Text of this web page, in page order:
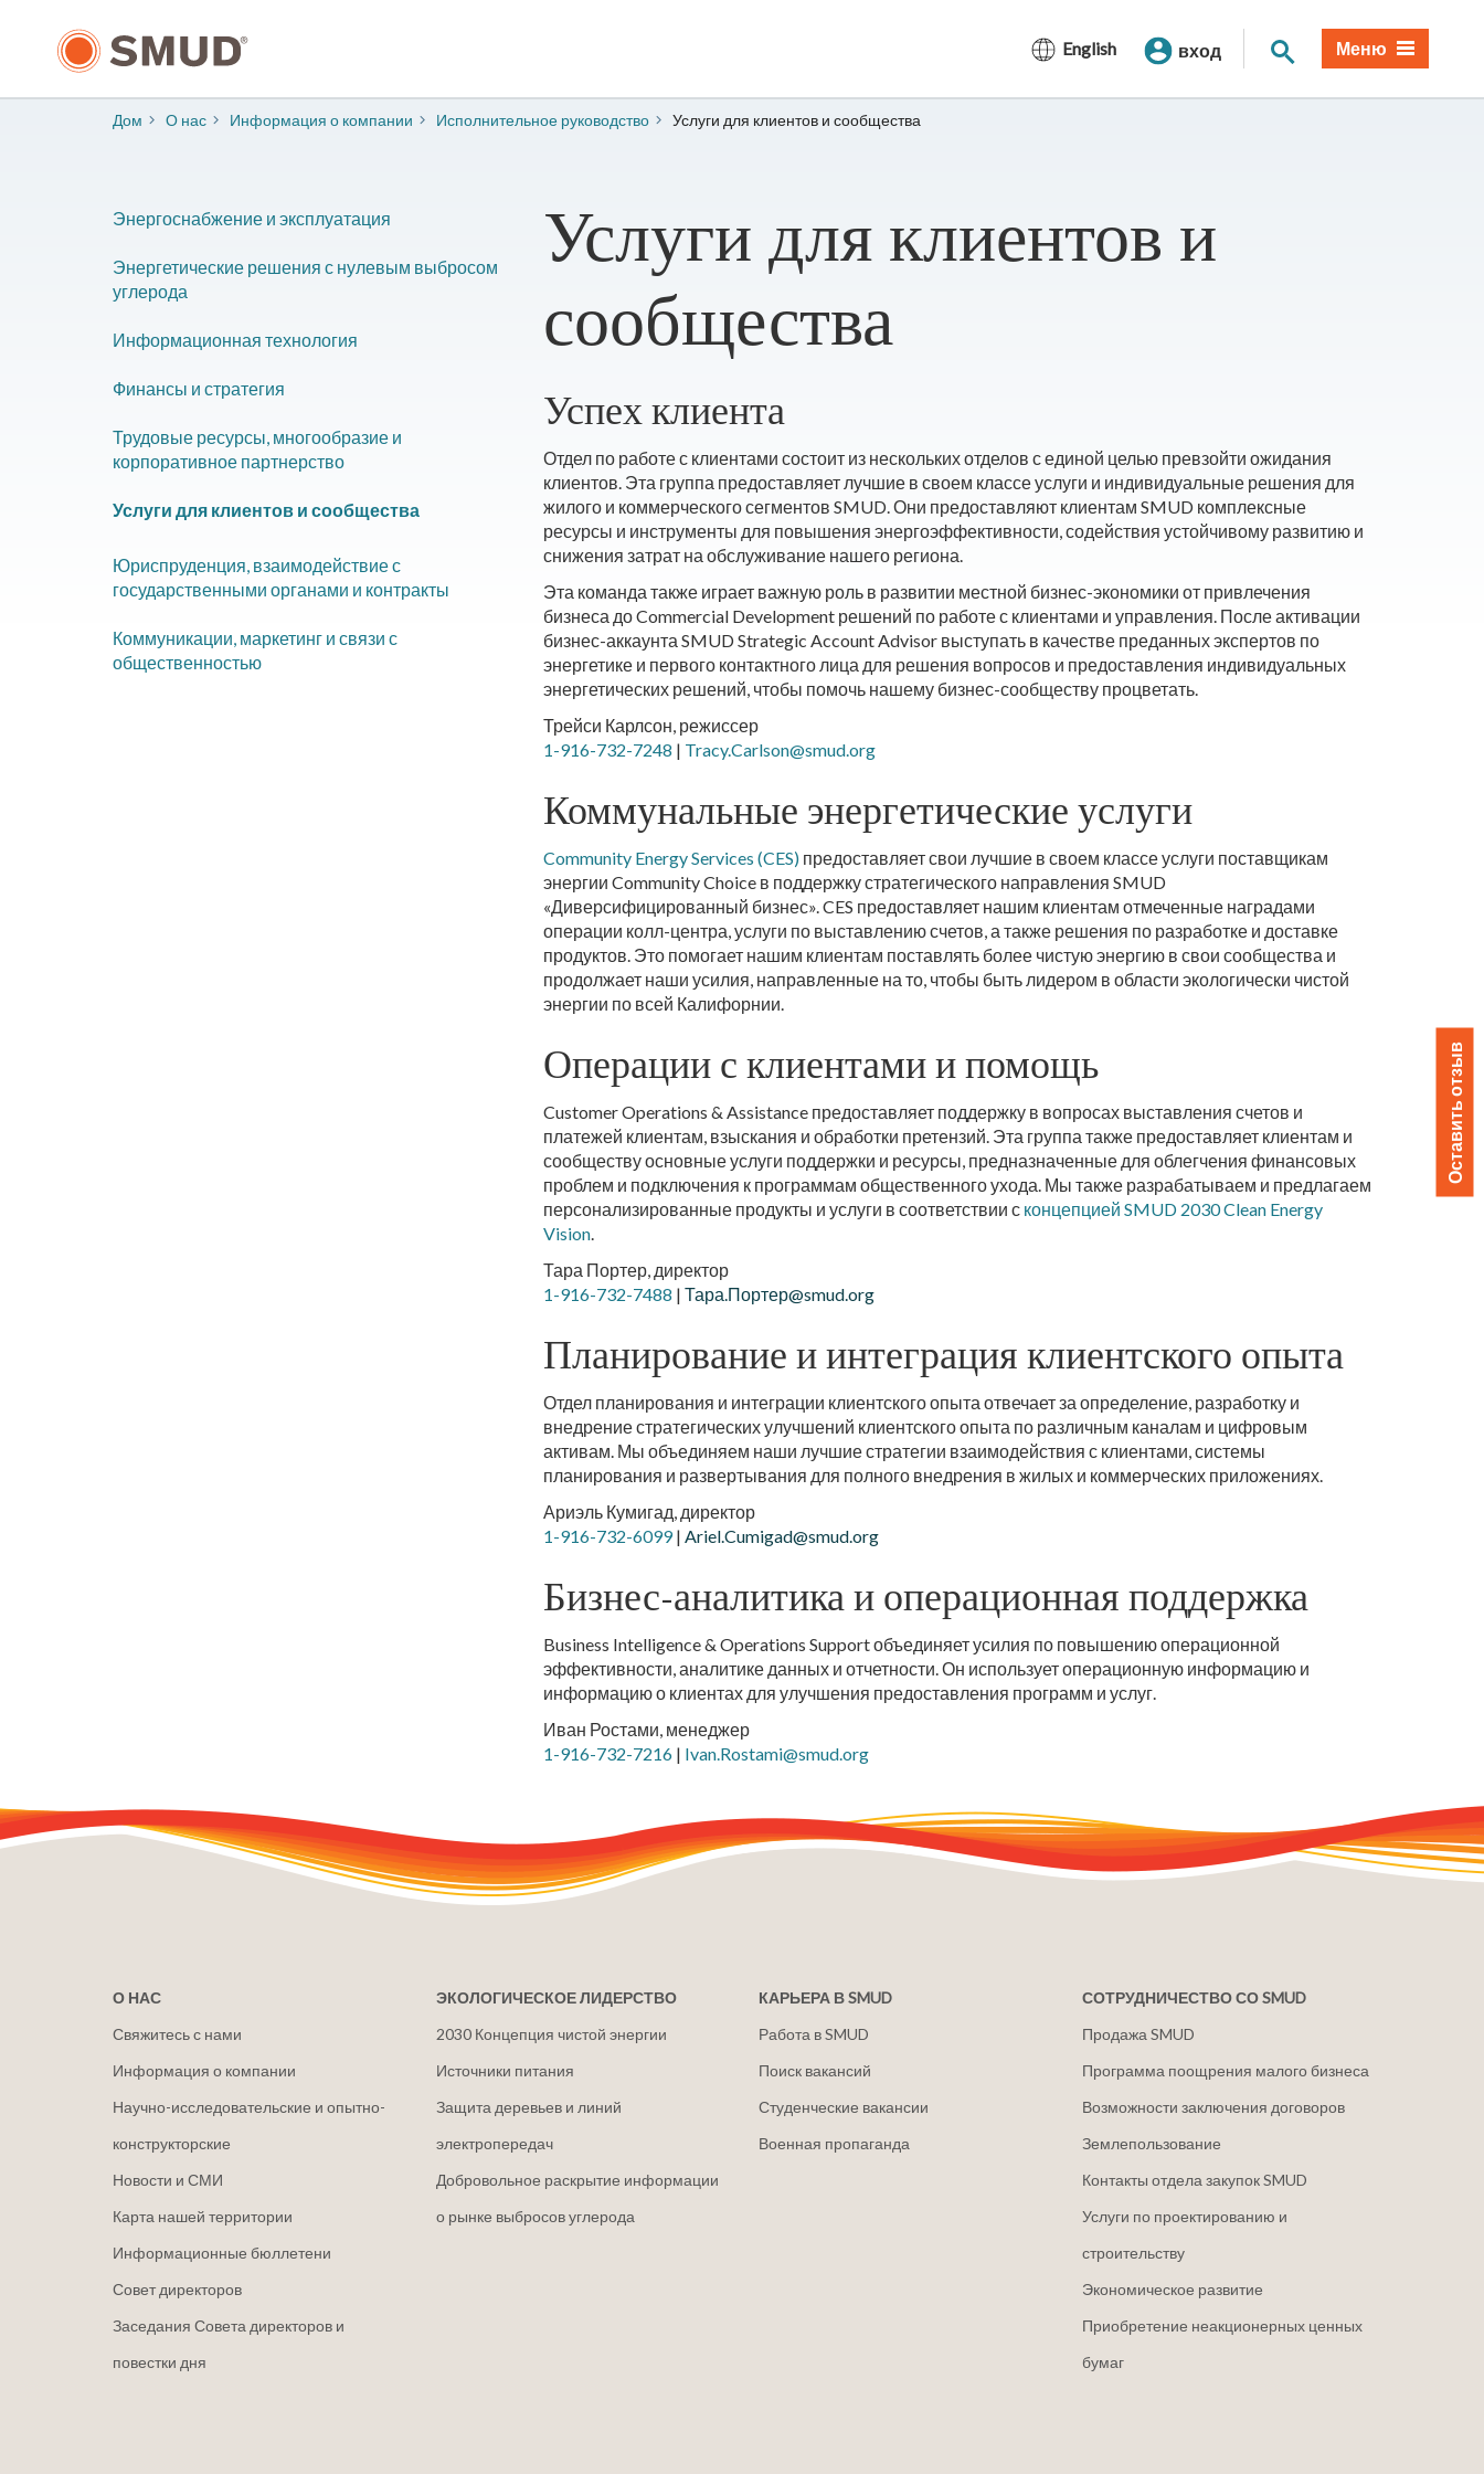
основному
English вход Поиск по сайту
Меню
Дом О нас Информация о компании ​Исполнительное руководство Услуги для клиентов и сообщества
Услуги для клиентов и
сообщества
Успех клиента
Отдел по работе с клиентами состоит из нескольких отделов с единой целью превзойти ожидания
клиентов. Эта группа предоставляет лучшие в своем классе услуги и индивидуальные решения для
жилого и коммерческого сегментов SMUD. Они предоставляют клиентам SMUD комплексные
ресурсы и инструменты для повышения энергоэффективности, содействия устойчивому развитию и
снижения затрат на обслуживание нашего региона.
Эта команда также играет важную роль в развитии местной бизнес-экономики от привлечения
бизнеса до Commercial Development решений по работе с клиентами и управления. После активации
бизнес-аккаунта SMUD Strategic Account Advisor выступать в качестве преданных экспертов по
энергетике и первого контактного лица для решения вопросов и предоставления индивидуальных
энергетических решений, чтобы помочь нашему бизнес-сообществу процветать.
Трейси Карлсон, режиссер
1-916-732-7248 | Tracy.Carlson@smud.org
Коммунальные энергетические услуги
Community Energy Services (CES) предоставляет свои лучшие в своем классе услуги поставщикам
энергии Community Choice в поддержку стратегического направления SMUD
«Диверсифицированный бизнес». CES предоставляет нашим клиентам отмеченные наградами
операции колл-центра, услуги по выставлению счетов, а также решения по разработке и доставке
продуктов. Это помогает нашим клиентам поставлять более чистую энергию в свои сообщества и
продолжает наши усилия, направленные на то, чтобы быть лидером в области экологически чистой
энергии по всей Калифорнии.
Операции с клиентами и помощь
Customer Operations & Assistance предоставляет поддержку в вопросах выставления счетов и
платежей клиентам, взыскания и обработки претензий. Эта группа также предоставляет клиентам и
сообществу основные услуги поддержки и ресурсы, предназначенные для облегчения финансовых
проблем и подключения к программам общественного ухода. Мы также разрабатываем и предлагаем
персонализированные продукты и услуги в соответствии с концепцией SMUD 2030 Clean Energy
Vision.
Тара Портер, директор
1-916-732-7488 | Тара.Портер@smud.org
Планирование и интеграция клиентского опыта
Отдел планирования и интеграции клиентского опыта отвечает за определение, разработку и
внедрение стратегических улучшений клиентского опыта по различным каналам и цифровым
активам. Мы объединяем наши лучшие стратегии взаимодействия с клиентами, системы
планирования и развертывания для полного внедрения в жилых и коммерческих приложениях.
Ариэль Кумигад, директор
1-916-732-6099| Ariel.Cumigad@smud.org
Бизнес-аналитика и операционная поддержка
Business Intelligence & Operations Support объединяет усилия по повышению операционной
эффективности, аналитике данных и отчетности. Он использует операционную информацию и
информацию о клиентах для улучшения предоставления программ и услуг.
Иван Ростами, менеджер
1-916-732-7216 | Ivan.Rostami@smud.org
Энергоснабжение и эксплуатация
Энергетические решения с нулевым выбросом
углерода
Информационная технология
Финансы и стратегия
Трудовые ресурсы, многообразие и
корпоративное партнерство
Услуги для клиентов и сообщества
Юриспруденция, взаимодействие с
государственными органами и контракты
Коммуникации, маркетинг и связи с
общественностью
О НАС
Свяжитесь с нами
Информация о компании
Научно-исследовательские и опытно-
конструкторские
Новости и СМИ
Карта нашей территории
Информационные бюллетени
Совет директоров
Заседания Совета директоров и
повестки дня
ЭКОЛОГИЧЕСКОЕ ЛИДЕРСТВО
2030 Концепция чистой энергии
Источники питания
Защита деревьев и линий
электропередач
Добровольное раскрытие информации
о рынке выбросов углерода
КАРЬЕРА В SMUD
Работа в SMUD
Поиск вакансий
Студенческие вакансии
Военная пропаганда
СОТРУДНИЧЕСТВО СО SMUD
Продажа SMUD
Программа поощрения малого бизнеса
Возможности заключения договоров
Землепользование
Контакты отдела закупок SMUD
Услуги по проектированию и
строительству
Экономическое развитие
Приобретение неакционерных ценных
бумаг
Оставить отзыв